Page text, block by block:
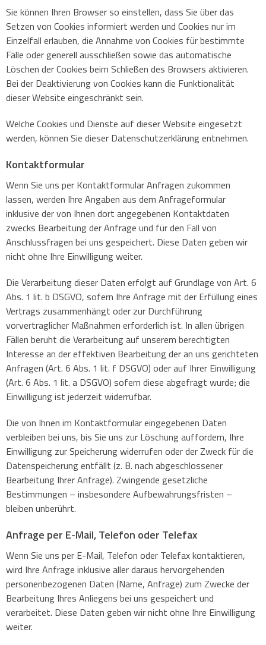
Sie können Ihren Browser so einstellen, dass Sie über das
Setzen von Cookies informiert werden und Cookies nur im
Einzelfall erlauben, die Annahme von Cookies für bestimmte
Fälle oder generell ausschließen sowie das automatische
Löschen der Cookies beim Schließen des Browsers aktivieren.
Bei der Deaktivierung von Cookies kann die Funktionalität
dieser Website eingeschränkt sein.
Welche Cookies und Dienste auf dieser Website eingesetzt
werden, können Sie dieser Datenschutzerklärung entnehmen.
Kontaktformular
Wenn Sie uns per Kontaktformular Anfragen zukommen
lassen, werden Ihre Angaben aus dem Anfrageformular
inklusive der von Ihnen dort angegebenen Kontaktdaten
zwecks Bearbeitung der Anfrage und für den Fall von
Anschlussfragen bei uns gespeichert. Diese Daten geben wir
nicht ohne Ihre Einwilligung weiter.
Die Verarbeitung dieser Daten erfolgt auf Grundlage von Art. 6
Abs. 1 lit. b DSGVO, sofern Ihre Anfrage mit der Erfüllung eines
Vertrags zusammenhängt oder zur Durchführung
vorvertraglicher Maßnahmen erforderlich ist. In allen übrigen
Fällen beruht die Verarbeitung auf unserem berechtigten
Interesse an der effektiven Bearbeitung der an uns gerichteten
Anfragen (Art. 6 Abs. 1 lit. f DSGVO) oder auf Ihrer Einwilligung
(Art. 6 Abs. 1 lit. a DSGVO) sofern diese abgefragt wurde; die
Einwilligung ist jederzeit widerrufbar.
Die von Ihnen im Kontaktformular eingegebenen Daten
verbleiben bei uns, bis Sie uns zur Löschung auffordern, Ihre
Einwilligung zur Speicherung widerrufen oder der Zweck für die
Datenspeicherung entfällt (z. B. nach abgeschlossener
Bearbeitung Ihrer Anfrage). Zwingende gesetzliche
Bestimmungen – insbesondere Aufbewahrungsfristen –
bleiben unberührt.
Anfrage per E-Mail, Telefon oder Telefax
Wenn Sie uns per E-Mail, Telefon oder Telefax kontaktieren,
wird Ihre Anfrage inklusive aller daraus hervorgehenden
personenbezogenen Daten (Name, Anfrage) zum Zwecke der
Bearbeitung Ihres Anliegens bei uns gespeichert und
verarbeitet. Diese Daten geben wir nicht ohne Ihre Einwilligung
weiter.